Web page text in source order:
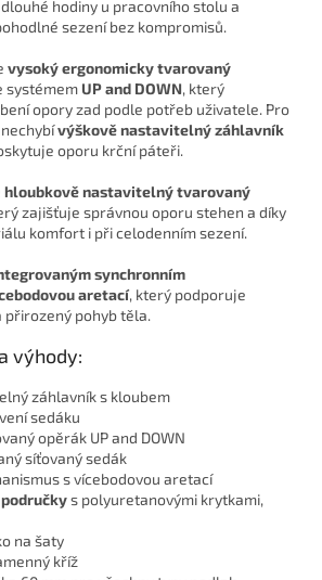
hodiny u pracovního stolu a
sezení bez kompromisů.
vysoký ergonomicky tvarovaný
systémem UP and DOWN, který
opory zad podle potřeb uživatele. Pro
výškově nastavitelný záhlavník
oporu krční páteři.
hloubkově nastavitelný tvarovaný
zajišťuje správnou oporu stehen a díky
komfort i při celodenním sezení.
synchronním
aretací, který podporuje
přirozený pohyb těla.
výhody:
záhlavník s kloubem
sedáku
opěrák UP and DOWN
síťovaný sedák
s vícebodovou aretací
s polyuretanovými krytkami,
na šaty
kříž